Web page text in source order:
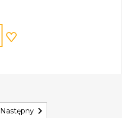
Następny 